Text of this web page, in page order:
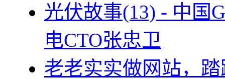
光伏故事(13) - 中国
电CTO张忠卫
老老实实做网站，